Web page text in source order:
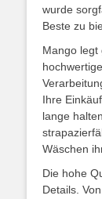
wurde
Beste zu
Mango legt
Ihre
lange
Wäschen
Die hohe
Details.